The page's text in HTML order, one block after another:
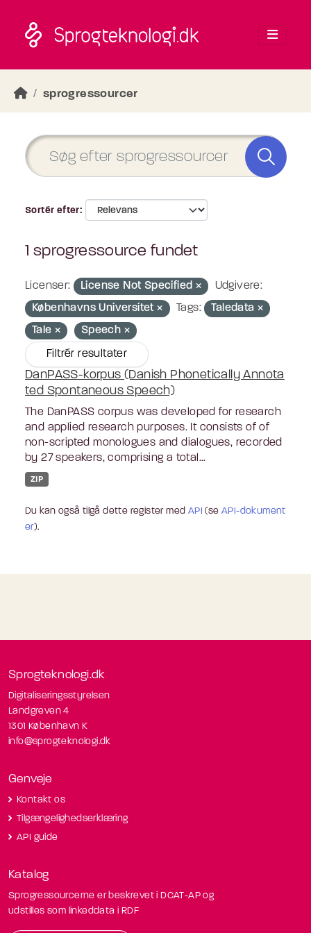
sprogressourcer
Sortér efter
1 sprogressource fundet
Licenser: License Not Specified
Udgivere:
Københavns Universitet
Tags:
Taledata
Tale
Speech
Filtrér resultater
DanPASS-korpus (Danish Phonetically Annota
ted Spontaneous Speech)
The DanPASS corpus was developed for research
and applied research purposes. It consists of of
non-scripted monologues and dialogues, recorded
by 27 speakers, comprising a total...
ZIP
Du kan også tilgå dette register med API (seAPI-dokument
er).
Sprogteknologi.dk
Digitaliseringsstyrelsen
Landgreven 4
1301 København K
info@sprogteknologi.dk
Genveje
Kontakt os
Tilgængelighedserklæring
API guide
Katalog
Sprogressourcerne er beskrevet i DCAT-AP og
udstilles som linkeddata i RDF